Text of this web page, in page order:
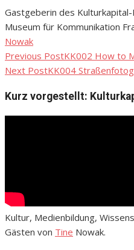
Gastgeberin des
Museum für Kommunikation
Nowak
Beitragsnavigation
Previous PostKK002 How to
Next PostKK004
Kurz vorgestellt:
Kultur, Medienbildung,
Gästen von Tine Nowak.